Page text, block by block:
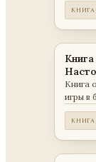
КНИГА
Книга
игры в
того,
КНИГА